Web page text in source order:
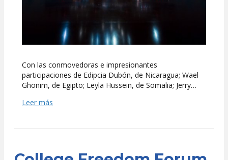
Con las conmovedoras e impresionantes
participaciones de Edipcia Dubón, de Nicaragua; Wael
Ghonim, de Egipto; Leyla Hussein, de Somalia; Jerry…
Leer más